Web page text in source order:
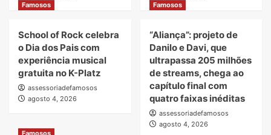
Famosos
School of Rock celebra
o Dia dos Pais com
experiência musical
gratuita no K-Platz
assessoriadefamosos
agosto 4, 2026
Famosos
“Aliança”: projeto de
Danilo e Davi, que
ultrapassa 205 milhões
de streams, chega ao
capítulo final com
quatro faixas inéditas
assessoriadefamosos
agosto 4, 2026
Famosos